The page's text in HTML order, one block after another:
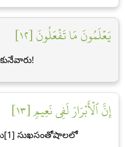
يَعۡلَمُونَ مَا تَفۡعَلُونَ [١٢]
إِنَّ ٱلۡأَبۡرَارَ لَفِي نَعِيمٖ [١٣]
సుఖసంతోషాలలో